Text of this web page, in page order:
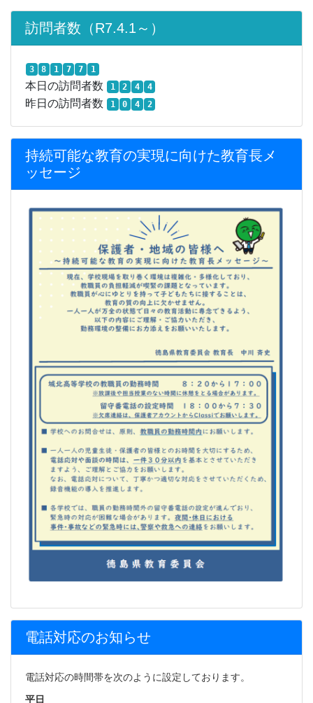
訪問者数（R7.4.1～）
3 8 1 7 7 1
本日の訪問者数 1 2 4 4
昨日の訪問者数 1 0 4 2
持続可能な教育の実現に向けた教育長メ
ッセージ
電話対応のお知らせ
電話対応の時間帯を次のように設定しております。
平日